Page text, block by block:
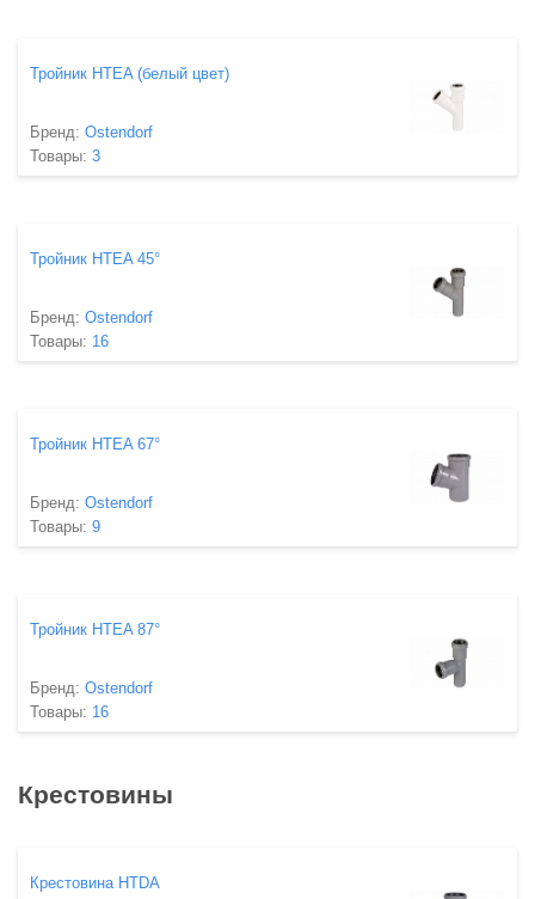
Тройник HTEA (белый цвет)
Бренд: Ostendorf
Товары: 3
Тройник HTEA 45°
Бренд: Ostendorf
Товары: 16
Тройник HTEA 67°
Бренд: Ostendorf
Товары: 9
Тройник HTEA 87°
Бренд: Ostendorf
Товары: 16
Крестовины
Крестовина HTDA